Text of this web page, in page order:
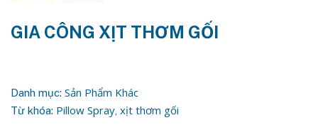
GIA CÔNG XỊT THƠM GỐI
Danh mục: Sản Phẩm Khác
Từ khóa: Pillow Spray, xịt thơm gối